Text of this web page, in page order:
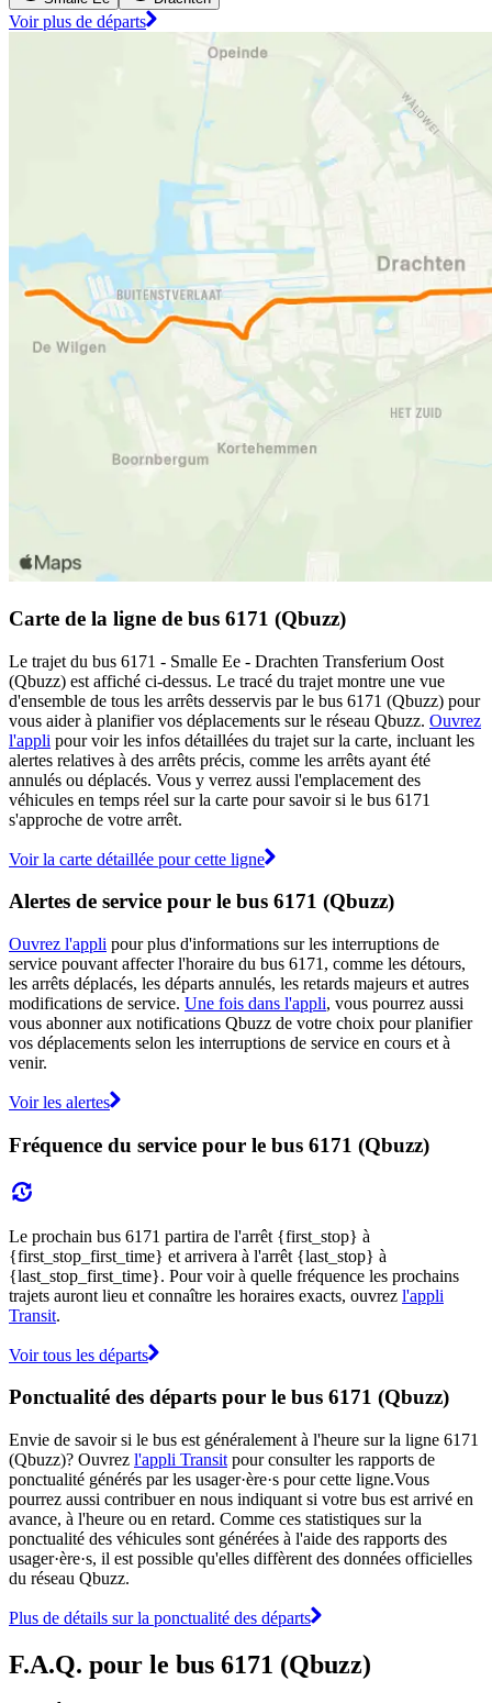
Voir plus de départs
Carte de la ligne de bus 6171 (Qbuzz)
Le trajet du bus 6171 - Smalle Ee - Drachten Transferium Oost
(Qbuzz) est affiché ci-dessus. Le tracé du trajet montre une vue
d'ensemble de tous les arrêts desservis par le bus 6171 (Qbuzz) pour
vous aider à planifier vos déplacements sur le réseau Qbuzz. Ouvrez
l'appli pour voir les infos détaillées du trajet sur la carte, incluant les
alertes relatives à des arrêts précis, comme les arrêts ayant été
annulés ou déplacés. Vous y verrez aussi l'emplacement des
véhicules en temps réel sur la carte pour savoir si le bus 6171
s'approche de votre arrêt.
Voir la carte détaillée pour cette ligne
Alertes de service pour le bus 6171 (Qbuzz)
Ouvrez l'appli pour plus d'informations sur les interruptions de
service pouvant affecter l'horaire du bus 6171, comme les détours,
les arrêts déplacés, les départs annulés, les retards majeurs et autres
modifications de service. Une fois dans l'appli, vous pourrez aussi
vous abonner aux notifications Qbuzz de votre choix pour planifier
vos déplacements selon les interruptions de service en cours et à
venir.
Voir les alertes
Fréquence du service pour le bus 6171 (Qbuzz)
Le prochain bus 6171 partira de l'arrêt {first_stop} à
{first_stop_first_time} et arrivera à l'arrêt {last_stop} à
{last_stop_first_time}. Pour voir à quelle fréquence les prochains
trajets auront lieu et connaître les horaires exacts, ouvrez l'appli
Transit.
Voir tous les départs
Ponctualité des départs pour le bus 6171 (Qbuzz)
Envie de savoir si le bus est généralement à l'heure sur la ligne 6171
(Qbuzz)? Ouvrez l'appli Transit pour consulter les rapports de
ponctualité générés par les usager·ère·s pour cette ligne.Vous
pourrez aussi contribuer en nous indiquant si votre bus est arrivé en
avance, à l'heure ou en retard. Comme ces statistiques sur la
ponctualité des véhicules sont générées à l'aide des rapports des
usager·ère·s, il est possible qu'elles diffèrent des données officielles
du réseau Qbuzz.
Plus de détails sur la ponctualité des départs
F.A.Q. pour le bus 6171 (Qbuzz)